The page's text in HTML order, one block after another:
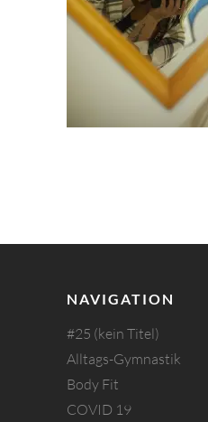
NAVIGATION
#25 (kein Titel)
Alltags-Gymnastik
Body Fit
COVID 19